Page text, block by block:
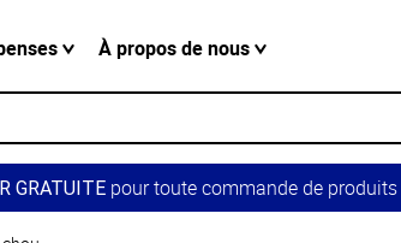
À propos de nous
GRATUITEpour toute commande de produits